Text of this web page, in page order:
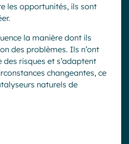
les opportunités, ils sont
la manière dont ils
des problèmes. Ils n’ont
des risques et s’adaptent
changeantes, ce
naturels de